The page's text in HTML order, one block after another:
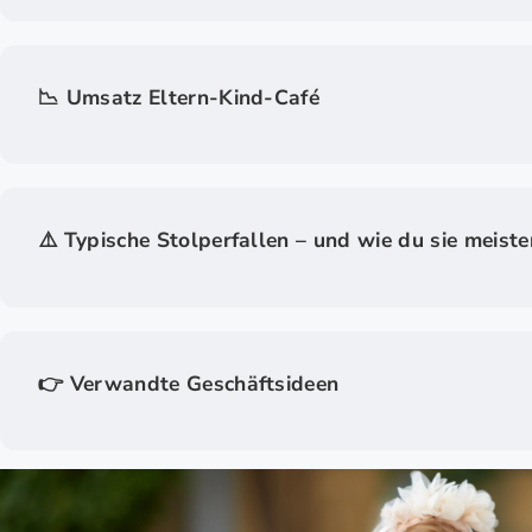
📉 Umsatz Eltern-Kind-Café
⚠️ Typische Stolperfallen – und wie du sie
👉 Verwandte Geschäftsideen